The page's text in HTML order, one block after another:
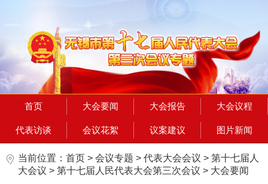
首页 大会要闻 大会报告 大会议程
代表访谈 会议花絮 议案建议 图片新闻
当前位置： 首页 > 会议专题 > 代表大会会议 > 第十七届人
大会议 > 第十七届人民代表大会第三次会议 > 大会要闻